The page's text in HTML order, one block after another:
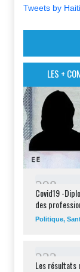
Tweets by
LES +
298
Covid19 -
des
Politique,
232
Les résultats